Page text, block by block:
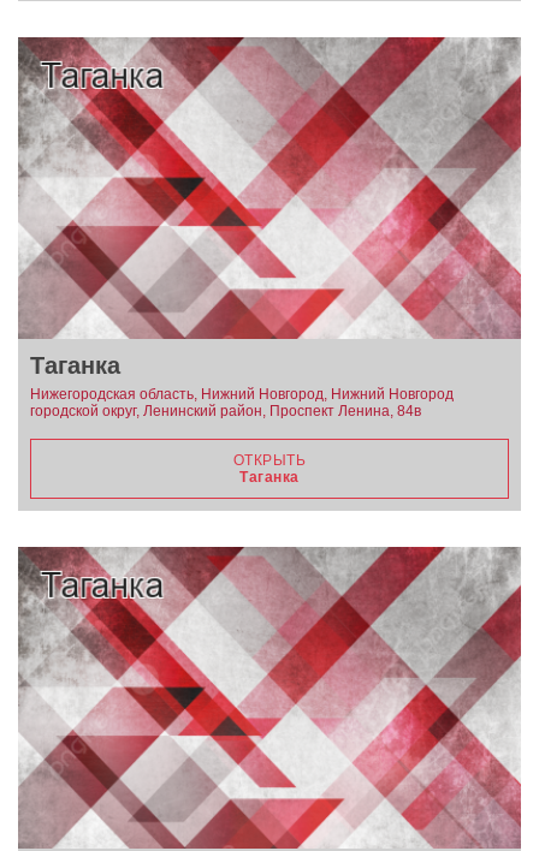
Таганка
Нижегородская область, Нижний Новгород, Нижний Новгород
городской округ, Ленинский район, Проспект Ленина, 84в
ОТКРЫТЬ
Таганка